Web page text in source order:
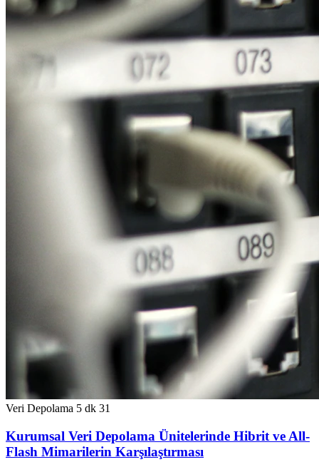
Veri Depolama 5 dk 31
Kurumsal Veri Depolama Ünitelerinde Hibrit ve All-
Flash Mimarilerin Karşılaştırması